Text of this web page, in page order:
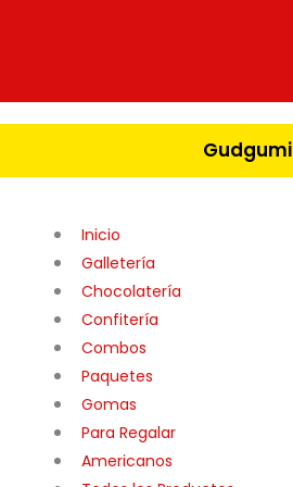
Gudgumi
Inicio
Galletería
Chocolatería
Confitería
Combos
Paquetes
Gomas
Para Regalar
Americanos